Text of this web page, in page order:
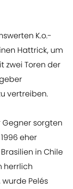
K.o.-
Hattrick, um
zwei Toren der
vertreiben.
sorgten
eher
in Chile
herrlich
wurde Pelés